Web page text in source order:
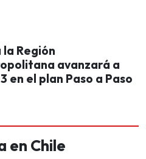
la Región
avanzará a
en el plan Paso a Paso
en Chile